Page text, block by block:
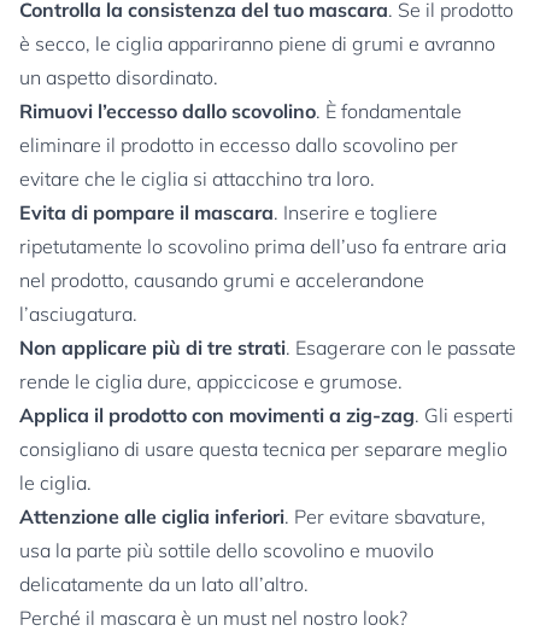
Controlla la consistenza del tuo mascara. Se il prodotto
è secco, le ciglia appariranno piene di grumi e avranno
un aspetto disordinato.
Rimuovi l’eccesso dallo scovolino. È fondamentale
eliminare il prodotto in eccesso dallo scovolino per
evitare che le ciglia si attacchino tra loro.
Evita di pompare il mascara. Inserire e togliere
ripetutamente lo scovolino prima dell’uso fa entrare aria
nel prodotto, causando grumi e accelerandone
l’asciugatura.
Non applicare più di tre strati. Esagerare con le passate
rende le ciglia dure, appiccicose e grumose.
Applica il prodotto con movimenti a zig-zag. Gli esperti
consigliano di usare questa tecnica per separare meglio
le ciglia.
Attenzione alle ciglia inferiori. Per evitare sbavature,
usa la parte più sottile dello scovolino e muovilo
delicatamente da un lato all’altro.
Perché il mascara è un must nel nostro look?